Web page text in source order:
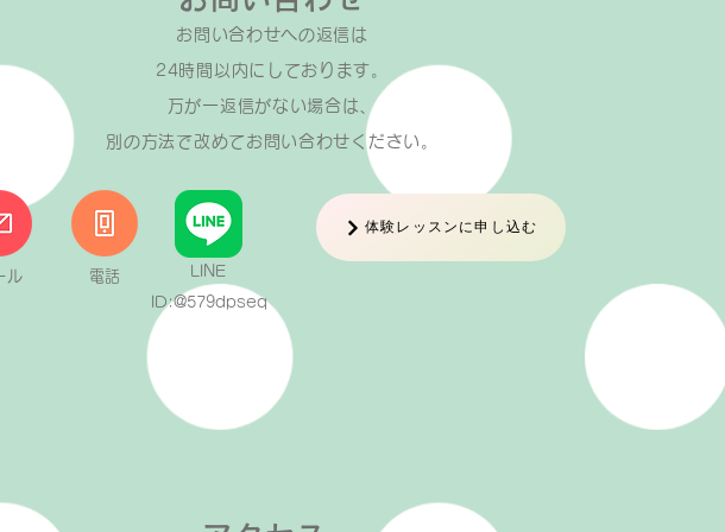
れています↓↓ おうちでのワー
クの宿題ができたらシールが貼れ
だけシールが貼れる
れるのが早くなる ピアノを
する習慣が早
お問い合わせへの返信は​
24時間以内にしております。
万が一返信がない場合は、
​別の方法で改めてお問い合わせください。
ル 電話
LINE
ID:@579dpseq
体験レッスンに申し込む